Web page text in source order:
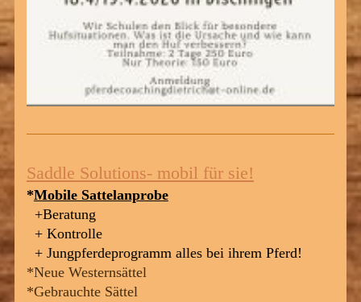
Saddle Solutions- mobil für sie!
*Mobile Sattelanprobe
+Beratung
+ Kontrolle
+ Jungpferdeprogramm alles bei ihrem Pferd!
*Neue Westernsättel
*Gebrauchte Sättel